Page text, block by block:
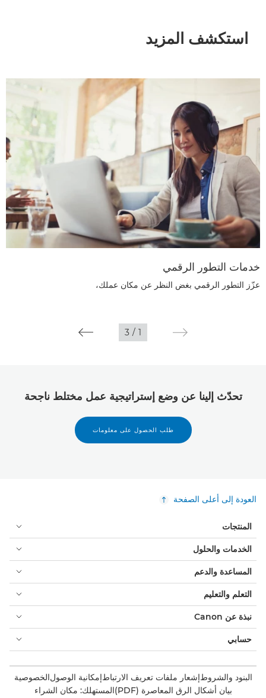
استكشف المزيد
خدمات التطور الرقمي
عزّز التطور الرقمي بغض النظر عن مكان عملك،
1
/
3
تحدّث إلينا عن وضع إستراتيجية عمل مختلط ناجحة
طلب الحصول على معلومات
العودة إلى أعلى الصفحة
المنتجات
الخدمات والحلول
المساعدة والدعم
التعلم والتعليم
نبذة عن Canon
حسابي
البنود والشروطإشعار ملفات تعريف الارتباطإمكانية الوصولالخصوصية
بيان أشكال الرق المعاصرة (PDF)
المستهلك: مكان الشراء